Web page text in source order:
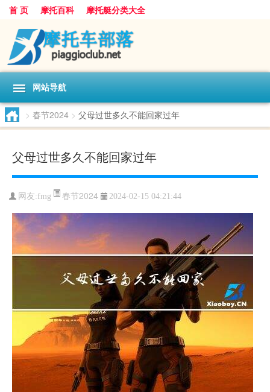
首 页 摩托百科 摩托艇分类大全
网站导航
> 春节2024 > 父母过世多久不能回家过年
父母过世多久不能回家过年
网友:fmg 春节2024 2024-02-15 04:21:44